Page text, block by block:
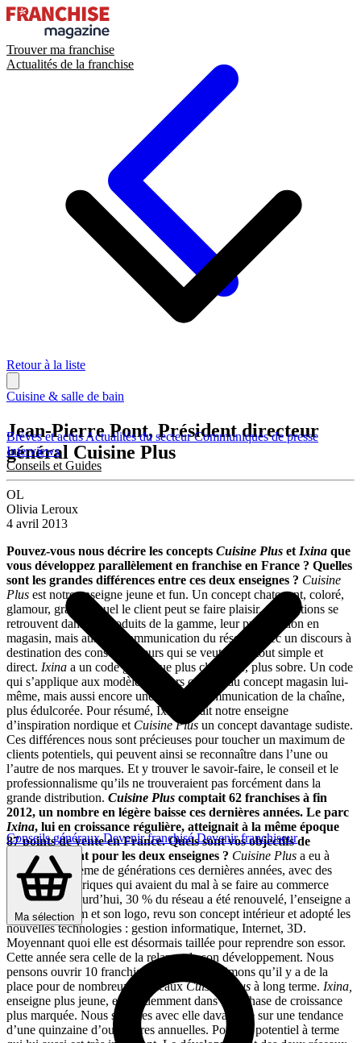
Trouver ma franchise
Actualités de la franchise
Brèves et actusActualités du secteurCommuniqués de presse
Interviews
Conseils et Guides
Conseils générauxDevenir franchiséDevenir franchiseur
Ma sélection
Retour à la liste
Cuisine & salle de bain
Jean-Pierre Pont, Président directeur
général Cuisine Plus
OL
Olivia Leroux
4 avril 2013
Pouvez-vous nous décrire les concepts Cuisine Plus et Ixina que
vous développez parallèlement en franchise en France ? Quelles
sont les grandes différences entre ces deux enseignes ? Cuisine
Plus est notre enseigne jeune et fun. Un concept chatoyant, coloré,
glamour, grâce auquel le client peut se faire plaisir. Ces notions se
retrouvent dans les produits de la gamme, leur présentation en
magasin, mais aussi la communication du réseau, avec un discours à
destination des consommateurs qui se veut avant tout simple et
direct. Ixina a un code génétique plus classique, plus sobre. Un code
qui s’applique aux modèles, à leurs coloris, au concept magasin lui-
même, mais aussi encore une fois à la communication de la chaîne,
plus édulcorée. Pour résumé, Ixina serait notre enseigne
d’inspiration nordique et Cuisine Plus un concept davantage sudiste.
Ces différences nous sont précieuses pour toucher un maximum de
clients potentiels, qui peuvent ainsi se reconnaître dans l’une ou
l’autre de nos marques. Et y trouver le savoir-faire, le conseil et le
professionnalisme qu’ils ne trouveraient pas forcément dans la
grande distribution. Cuisine Plus comptait 62 franchises à fin
2012, un nombre en légère baisse ces dernières années. Le parc
Ixina, lui en croissance régulière, atteignait à la même époque
87 points de vente en France. Quels sont vos objectifs de
développement pour les deux enseignes ? Cuisine Plus a eu à
gérer un problème de générations ces dernières années, avec des
adhérents historiques qui avaient du mal à se faire au commerce
moderne. Aujourd’hui, 30 % du réseau a été renouvelé, l’enseigne a
rajeuni son nom et son logo, revu son concept intérieur et adopté les
nouvelles technologies : gestion informatique, Internet, 3D.
Moyennant quoi elle est désormais taillée pour reprendre son essor.
Cette année sera celle de la relance de son développement. Nous
pensons ouvrir 10 franchises en 2013 et estimons qu’il y a de la
place pour de nombreux nouveauxCuisine Plus à long terme. Ixina,
enseigne plus jeune, est évidemment dans une phase de croissance
plus marquée. Nous sommes avec elle davantage sur une tendance
d’une quinzaine d’ouvertures annuelles. Pour un potentiel à terme